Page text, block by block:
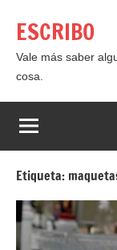
contenido
ESCRIBO
Vale más saber
cosa.
Etiqueta: